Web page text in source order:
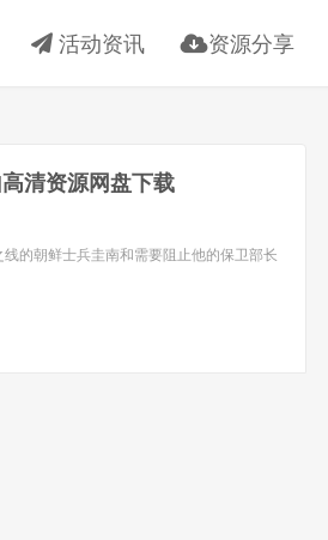
活动资讯 资源分享
清资源网盘下载
的朝鲜士兵圭南和需要阻止他的保卫部长